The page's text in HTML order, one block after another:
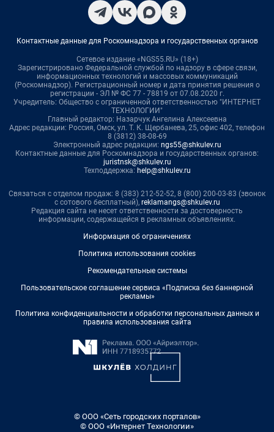
Контактные данные для Роскомнадзора и государственных органов
Сетевое издание «NGS55.RU» (18+)
Зарегистрировано Федеральной службой по надзору в сфере связи,
информационных технологий и массовых коммуникаций
(Роскомнадзор). Регистрационный номер и дата принятия решения о
регистрации - ЭЛ № ФС 77 - 78819 от 07.08.2020 г.
Учредитель: Общество с ограниченной ответственностью "ИНТЕРНЕТ
ТЕХНОЛОГИИ"
Главный редактор: Назарчук Ангелина Алексеевна
Адрес редакции: Россия, Омск, ул. Т. К. Щербанева, 25, офис 402, телефон
8 (3812) 38-08-69
Электронный адрес редакции: ngs55@shkulev.ru
Контактные данные для Роскомнадзора и государственных органов:
juristnsk@shkulev.ru
Техподдержка: help@shkulev.ru
Связаться с отделом продаж: 8 (383) 212-52-52, 8 (800) 200-03-83 (звонок
с сотового бесплатный), reklamangs@shkulev.ru
Редакция сайта не несет ответственности за достоверность
информации, содержащейся в рекламных объявлениях.
Информация об ограничениях
Политика использования cookies
Рекомендательные системы
Пользовательское соглашение сервиса «Подписка без баннерной
рекламы»
Политика конфиденциальности и обработки персональных данных и
правила использования сайта
© ООО «Сеть городских порталов»
© ООО «Интернет Технологии»